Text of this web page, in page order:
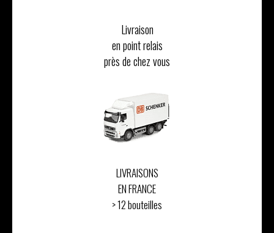
Livraison
en point relais
près de chez vous
LIVRAISONS
EN FRANCE
> 12 bouteilles